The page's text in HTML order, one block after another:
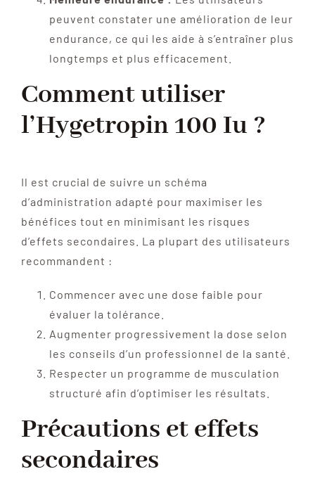
peuvent constater une amélioration de leur
endurance, ce qui les aide à s’entraîner plus
longtemps et plus efficacement.
Comment utiliser
l’Hygetropin 100 Iu ?
Il est crucial de suivre un schéma
d’administration adapté pour maximiser les
bénéfices tout en minimisant les risques
d’effets secondaires. La plupart des utilisateurs
recommandent :
Commencer avec une dose faible pour
évaluer la tolérance.
Augmenter progressivement la dose selon
les conseils d’un professionnel de la santé.
Respecter un programme de musculation
structuré afin d’optimiser les résultats.
Précautions et effets
secondaires